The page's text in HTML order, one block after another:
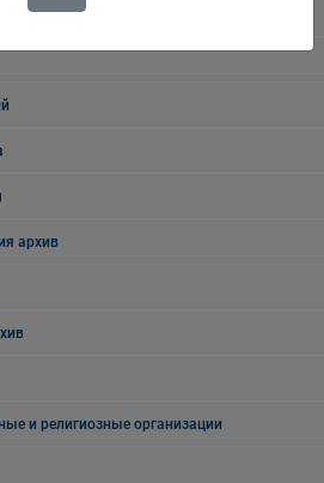
архив
и религиозные организации